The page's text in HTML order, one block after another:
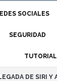
SOCIALES
SEGURIDAD
DE SIRI Y